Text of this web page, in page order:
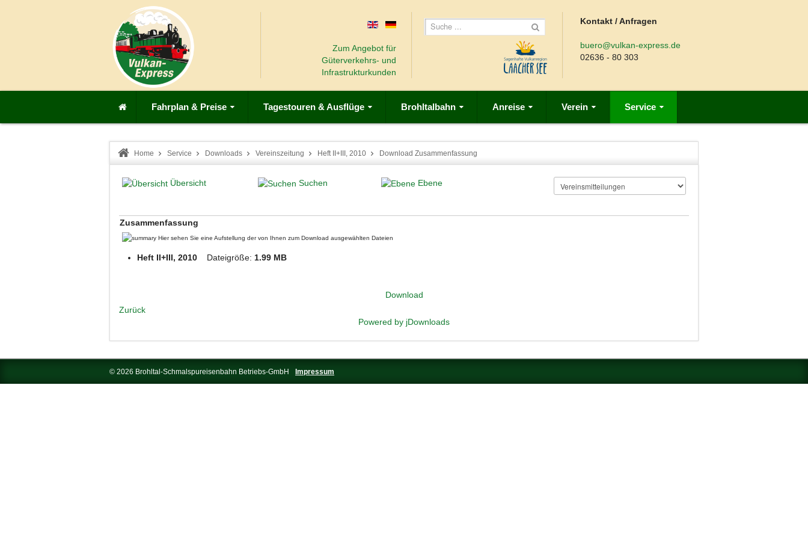
Zum Angebot für
Güterverkehrs- und
Infrastrukturkunden
Kontakt / Anfragen
buero@vulkan-express.de
02636 - 80 303
Fahrplan & Preise Tagestouren & Ausflüge Brohltalbahn Anreise Verein Service
Home Service Downloads Vereinszeitung Heft II+III, 2010 Download Zusammenfassung
Übersicht Suchen Ebene
Zusammenfassung
Hier sehen Sie eine Aufstellung der von Ihnen zum Download ausgewählten Dateien
Heft II+III, 2010 Dateigröße: 1.99 MB
Download
Zurück
Powered by jDownloads
© 2026 Brohltal-Schmalspureisenbahn Betriebs-GmbH Impressum